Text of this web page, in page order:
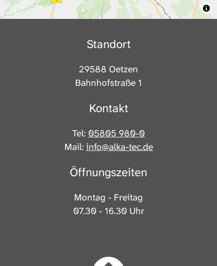
Standort
29588 Oetzen
Bahnhofstraße 1
Kontakt
Tel: 05805 980-0
Mail: info@alka-tec.de
Öffnungszeiten
Montag - Freitag
07.30 - 16.30 Uhr